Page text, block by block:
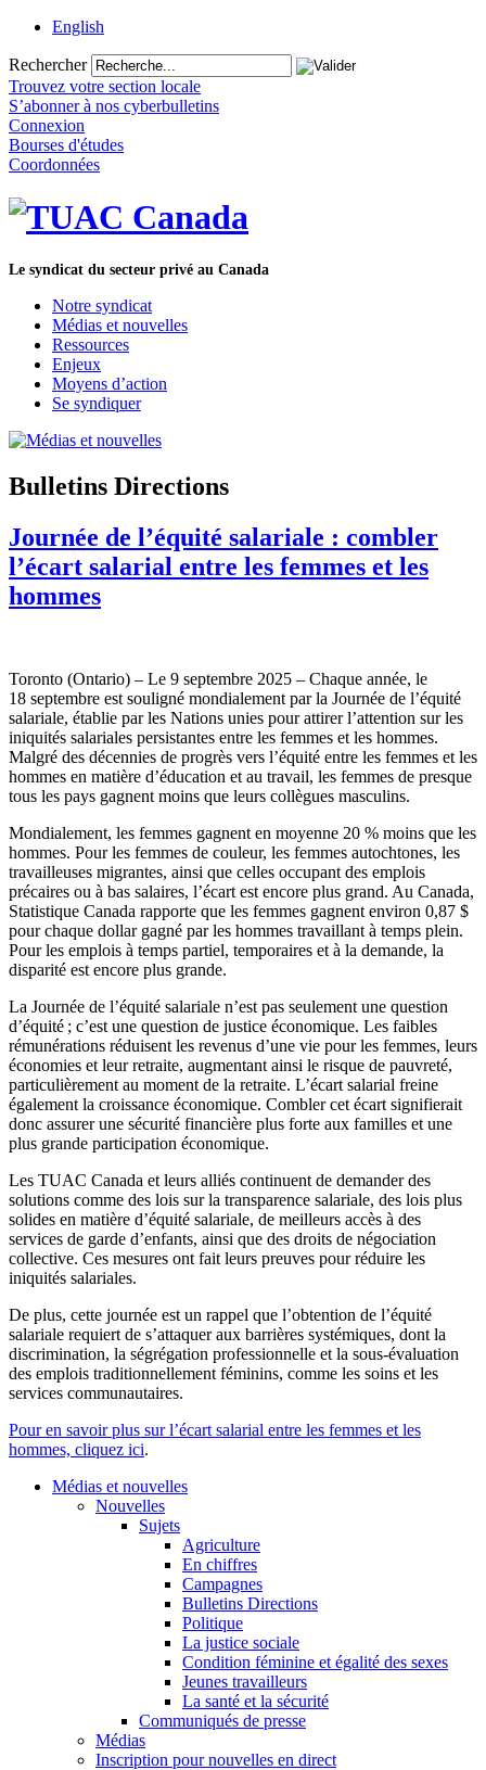
English
Rechercher
Trouvez votre section locale
S’abonner à nos cyberbulletins
Connexion
Bourses d'études
Coordonnées
Le syndicat du secteur privé au Canada
Notre syndicat
Médias et nouvelles
Ressources
Enjeux
Moyens d’action
Se syndiquer
Bulletins Directions
Journée de l’équité salariale : combler
l’écart salarial entre les femmes et les
hommes
Toronto (Ontario) – Le 9 septembre 2025 – Chaque année, le
18 septembre est souligné mondialement par la Journée de l’équité
salariale, établie par les Nations unies pour attirer l’attention sur les
iniquités salariales persistantes entre les femmes et les hommes.
Malgré des décennies de progrès vers l’équité entre les femmes et les
hommes en matière d’éducation et au travail, les femmes de presque
tous les pays gagnent moins que leurs collègues masculins.
Mondialement, les femmes gagnent en moyenne 20 % moins que les
hommes. Pour les femmes de couleur, les femmes autochtones, les
travailleuses migrantes, ainsi que celles occupant des emplois
précaires ou à bas salaires, l’écart est encore plus grand. Au Canada,
Statistique Canada rapporte que les femmes gagnent environ 0,87 $
pour chaque dollar gagné par les hommes travaillant à temps plein.
Pour les emplois à temps partiel, temporaires et à la demande, la
disparité est encore plus grande.
La Journée de l’équité salariale n’est pas seulement une question
d’équité ; c’est une question de justice économique. Les faibles
rémunérations réduisent les revenus d’une vie pour les femmes, leurs
économies et leur retraite, augmentant ainsi le risque de pauvreté,
particulièrement au moment de la retraite. L’écart salarial freine
également la croissance économique. Combler cet écart signifierait
donc assurer une sécurité financière plus forte aux familles et une
plus grande participation économique.
Les TUAC Canada et leurs alliés continuent de demander des
solutions comme des lois sur la transparence salariale, des lois plus
solides en matière d’équité salariale, de meilleurs accès à des
services de garde d’enfants, ainsi que des droits de négociation
collective. Ces mesures ont fait leurs preuves pour réduire les
iniquités salariales.
De plus, cette journée est un rappel que l’obtention de l’équité
salariale requiert de s’attaquer aux barrières systémiques, dont la
discrimination, la ségrégation professionnelle et la sous-évaluation
des emplois traditionnellement féminins, comme les soins et les
services communautaires.
Pour en savoir plus sur l’écart salarial entre les femmes et les
hommes, cliquez ici.
Médias et nouvelles
Nouvelles
Sujets
Agriculture
En chiffres
Campagnes
Bulletins Directions
Politique
La justice sociale
Condition féminine et égalité des sexes
Jeunes travailleurs
La santé et la sécurité
Communiqués de presse
Médias
Inscription pour nouvelles en direct